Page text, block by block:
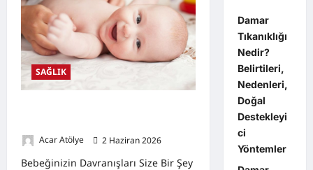
SAĞLIK
Acar Atölye
2 Haziran 2026
Bebeğinizin Davranışları Size Bir Şey
Damar
Tıkanıklığı
Nedir?
Belirtileri,
Nedenleri,
Doğal
Destekleyi
ci
Yöntemler